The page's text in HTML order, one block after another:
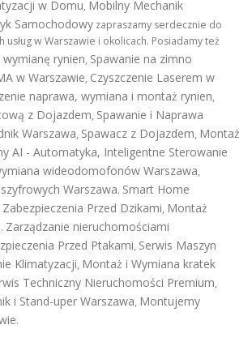
w Domu, Mobilny Mechanik
Samochodowy zapraszamy serdecznie do
usług w Warszawie i okolicach. Posiadamy też
rynien, Spawanie na zimno
w Warszawie, Czyszczenie Laserem w
naprawa, wymiana i montaż rynien,
z Dojazdem, Spawanie i Naprawa
Warszawa, Spawacz z Dojazdem, Montaż
AI - Automatyka, Inteligentne Sterowanie
wideodomofonów Warszawa,
Warszawa. Smart Home
Zabezpieczenia Przed Dzikami, Montaż
. Zarządzanie nieruchomościami
Przed Ptakami, Serwis Maszyn
Klimatyzacji, Montaż i Wymiana kratek
Techniczny Nieruchomości Premium,
i Stand-uper Warszawa, Montujemy
.